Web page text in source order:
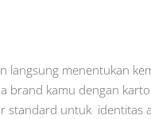
langsung menentukan
brand kamu dengan
standard untuk identitas